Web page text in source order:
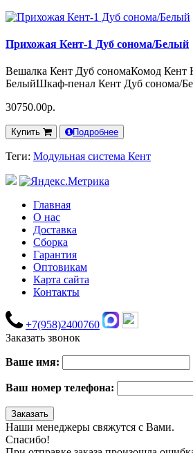
Прихожая Кент-1 Дуб сонома/Белый
Вешалка Кент Дуб сономаКомод
БелыйШкаф-пенал Кент Дуб сонома/
30750.00р.
Купить Подробнее
Теги: Модульная система Кент
Главная
О нас
Доставка
Сборка
Гарантия
Оптовикам
Карта сайта
Контакты
+7(958)2400760
Заказать звонок
Ваше имя:
Ваш номер телефона:
Наши менеджеры свяжутся с Вами.
Спасибо!